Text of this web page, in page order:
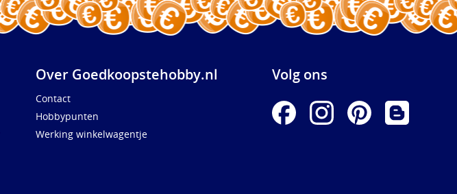
Over Goedkoopstehobby.nl
Contact
Hobbypunten
Werking winkelwagentje
Volg ons